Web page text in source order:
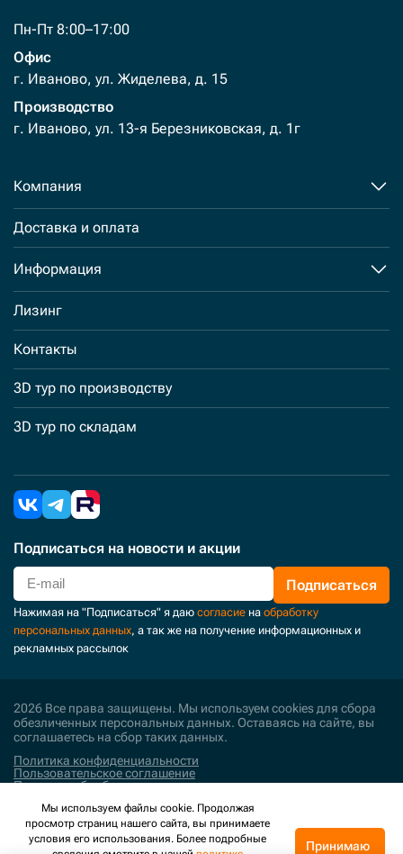
Пн-Пт 8:00–17:00
Офис
г. Иваново, ул. Жиделева, д. 15
Производство
г. Иваново, ул. 13-я Березниковская, д. 1г
Компания
Доставка и оплата
Информация
Лизинг
Контакты
3D тур по производству
3D тур по складам
Подписаться на новости и акции
Подписаться
Нажимая на "Подписаться" я даю согласие на обработку
персональных данных, а так же на получение информационных и
рекламных рассылок
2026 Все права защищены. Мы используем cookies для сбора
обезличенных персональных данных. Оставаясь на сайте, вы
соглашаетесь на сбор таких данных.
Политика конфиденциальности
Пользовательское соглашение
Политика обработки персональных данных
Поддержка и развитие
Мы используем файлы cookie. Продолжая
просмотр страниц нашего сайта, вы принимаете
условия его использования. Более подробные
Принимаю